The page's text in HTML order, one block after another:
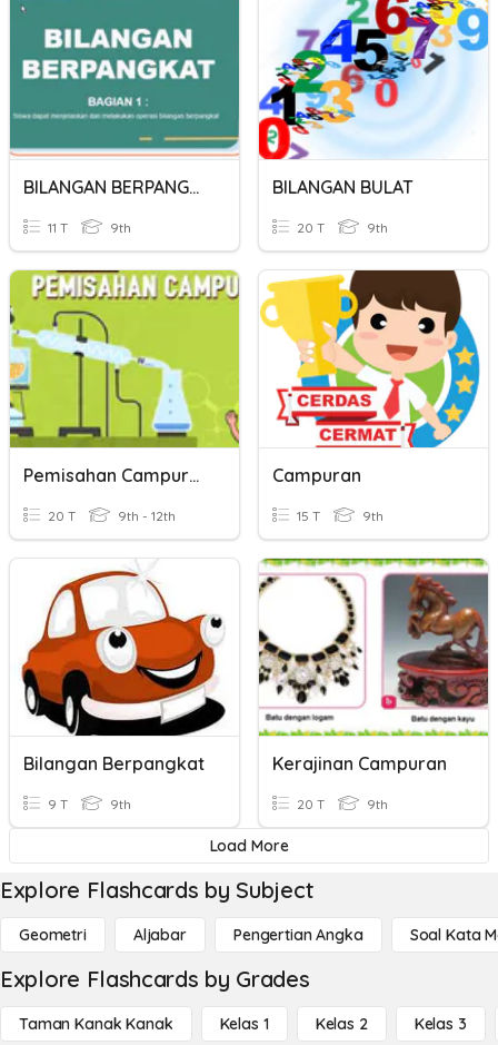
BILANGAN BERPANGKAT
11 T 9th
BILANGAN BULAT
20 T 9th
Pemisahan Campuran
20 T 9th - 12th
Campuran
15 T 9th
Bilangan Berpangkat
9 T 9th
Kerajinan Campuran
20 T 9th
Load More
Explore Flashcards by Subject
Geometri Aljabar Pengertian Angka Soal Kata
Explore Flashcards by Grades
Taman Kanak Kanak Kelas 1 Kelas 2 Kelas 3